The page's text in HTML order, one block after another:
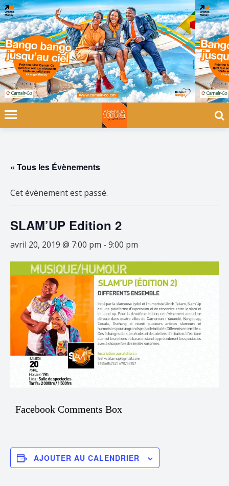
« Tous les Évènements
Cet évènement est passé.
SLAM’UP Edition 2
avril 20, 2019 @ 7:00 pm - 9:00 pm
Facebook Comments Box
AJOUTER AU CALENDRIER